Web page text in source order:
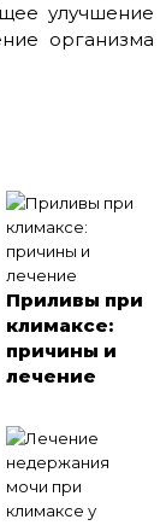
улучшение
организма
Приливы при
климаксе:
причины и
лечение